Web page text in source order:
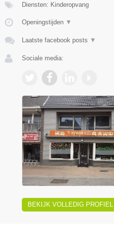
Diensten: Kinderopvang
Openingstijden ▼
Laatste facebook posts ▼
Sociale media:
BEKIJK VOLLEDIG PROFIEL